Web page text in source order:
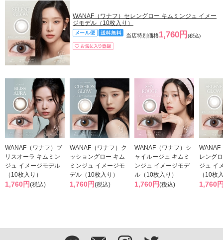
WANAF（ワナフ）セレングロー キムミンジュ イメー
ジモデル（10枚入り）
当店特別価格1,760円 (税込)
WANAF（ワナフ）ブ
リスオーラ キムミン
ジュ イメージモデル
（10枚入り）
1,760円(税込)
WANAF（ワナフ）ク
ッショングロー キム
ミンジュ イメージモ
デル（10枚入り）
1,760円(税込)
WANAF（ワナフ）シ
ャイルージュ キムミ
ンジュ イメージモデ
ル（10枚入り）
1,760円(税込)
WANAF
レング
ジュ イ
（10枚
1,760